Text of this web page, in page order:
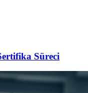
Süreci